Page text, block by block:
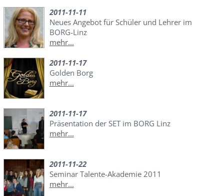
2011-11-11
Neues Angebot für Schüler und Lehrer im
BORG-Linz
mehr...
2011-11-17
Golden Borg
mehr...
2011-11-17
Präsentation der SET im BORG Linz
mehr...
2011-11-22
Seminar Talente-Akademie 2011
mehr...